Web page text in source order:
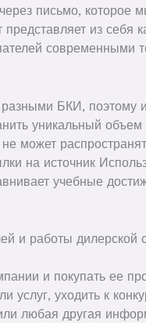
письмо, которое
из себя
современными
разными БКИ, поэтому
уникальный
может
на источник
учебные
и работы дилерской
и покупать ее
услуг, уходить к
любая другая